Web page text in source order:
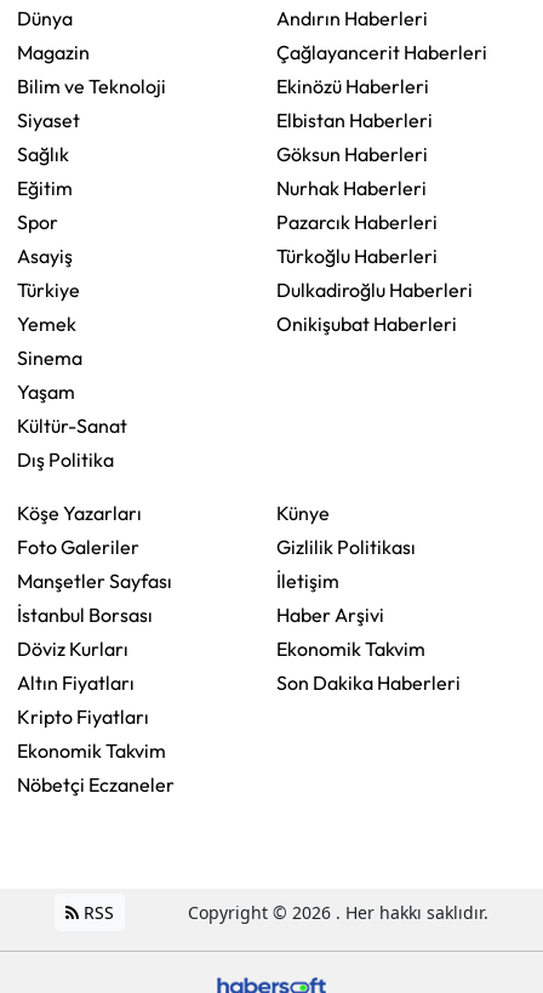
Dünya
Magazin
Bilim ve Teknoloji
Siyaset
Sağlık
Eğitim
Spor
Asayiş
Türkiye
Yemek
Sinema
Yaşam
Kültür-Sanat
Dış Politika
Andırın Haberleri
Çağlayancerit Haberleri
Ekinözü Haberleri
Elbistan Haberleri
Göksun Haberleri
Nurhak Haberleri
Pazarcık Haberleri
Türkoğlu Haberleri
Dulkadiroğlu Haberleri
Onikişubat Haberleri
Köşe Yazarları
Foto Galeriler
Manşetler Sayfası
İstanbul Borsası
Döviz Kurları
Altın Fiyatları
Kripto Fiyatları
Ekonomik Takvim
Nöbetçi Eczaneler
Künye
Gizlilik Politikası
İletişim
Haber Arşivi
Ekonomik Takvim
Son Dakika Haberleri
RSS Copyright © 2026 . Her hakkı saklıdır.